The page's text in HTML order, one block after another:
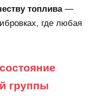
топлива—
где любая
группы